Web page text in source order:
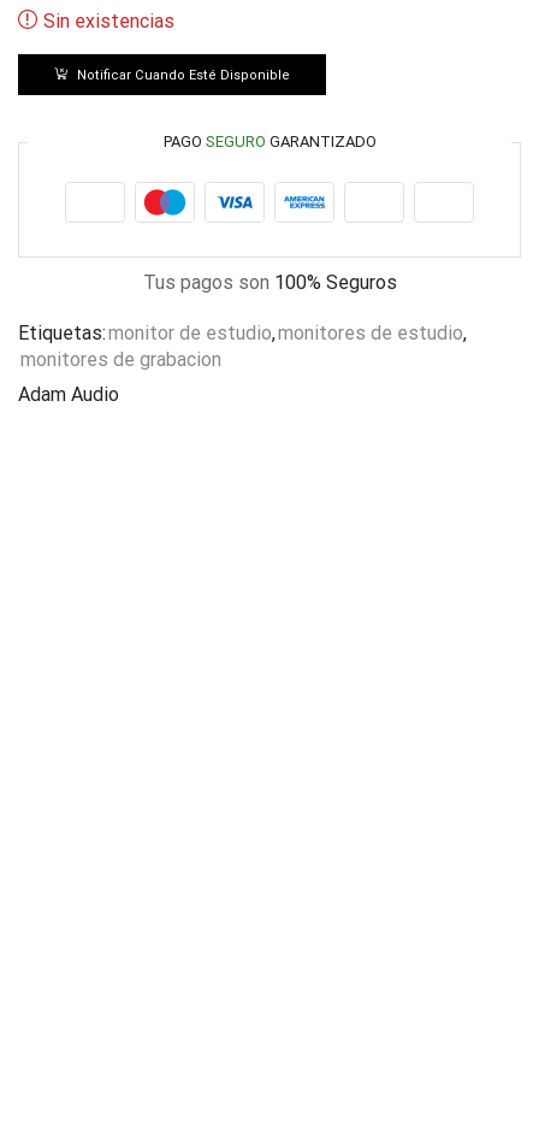
Sin existencias
Notificar Cuando Esté Disponible
PAGO SEGURO GARANTIZADO
Tus pagos son 100% Seguros
Etiquetas:monitor de estudio,monitores de estudio,
monitores de grabacion
Adam Audio